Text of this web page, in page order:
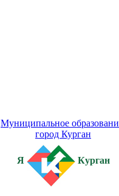
Муниципальное
город Курган
Я Курган